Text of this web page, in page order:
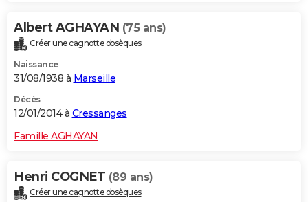
Albert AGHAYAN (75 ans)
Créer une cagnotte obsèques
Naissance
31/08/1938 à Marseille
Décès
12/01/2014 à Cressanges
Famille AGHAYAN
Henri COGNET (89 ans)
Créer une cagnotte obsèques